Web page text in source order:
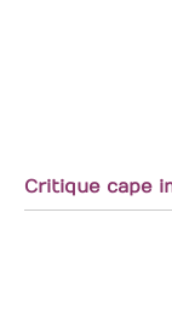
Critique cape